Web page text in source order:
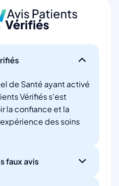
de Santé ayant activé
Vérifiés s'est
la confiance et la
des soins
faux avis